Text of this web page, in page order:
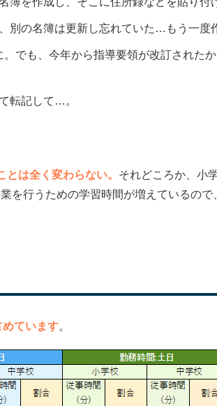
別の名簿は更新し忘れていた…もう一度
でも、今年から指導要領が改訂された
転記して…。
は全く変わらない。 それどころか、小
を行うための学習時間が増えているの
ています。